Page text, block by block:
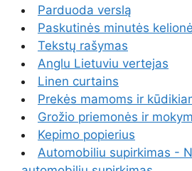
Parduoda verslą
Paskutinės minutės
Tekstų rašymas
Anglu Lietuviu vertejas
Linen curtains
Prekės mamoms ir
Grožio priemonės ir
Kepimo popierius
Automobiliu supirkimas -